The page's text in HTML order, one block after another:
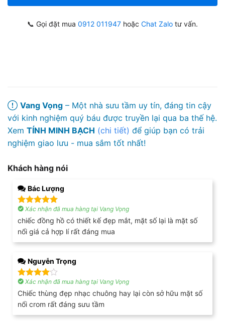
📞 Gọi đặt mua 0912 011947 hoặc Chat Zalo tư vấn.
Vang Vọng – Một nhà sưu tầm uy tín, đáng tin cậy
với kinh nghiệm quý báu được truyền lại qua ba thế hệ.
Xem TÍNH MINH BẠCH (chi tiết) để giúp bạn có trải
nghiệm giao lưu - mua sắm tốt nhất!
Khách hàng nói
Bác Lượng
Được xếp
hạng 55
sao
Xác nhận đã mua hàng tại Vang Vọng
chiếc đồng hồ có thiết kế đẹp mắt, mặt số lại là mặt số
nổi giá cả hợp lí rất đáng mua
Nguyễn Trọng
Được
xếp hạng
5 sao
Xác nhận đã mua hàng tại Vang Vọng
Chiếc thùng đẹp nhạc chuông hay lại còn sở hữu mặt số
nổi crom rất đáng sưu tầm